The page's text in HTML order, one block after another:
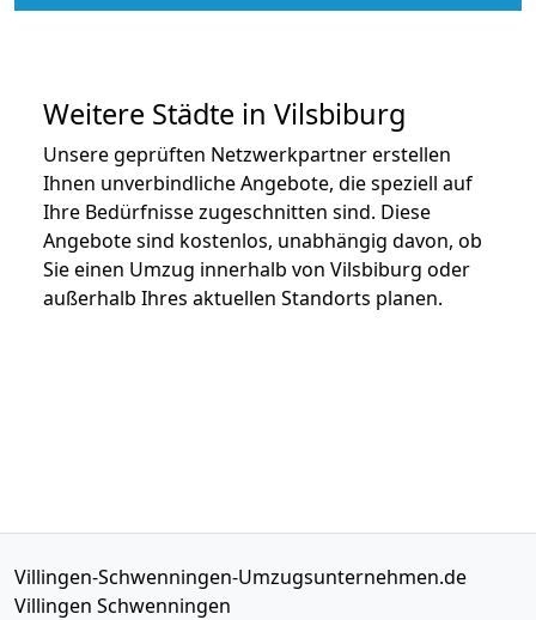
Weitere Städte in Vilsbiburg
Unsere geprüften Netzwerkpartner erstellen
Ihnen unverbindliche Angebote, die speziell auf
Ihre Bedürfnisse zugeschnitten sind. Diese
Angebote sind kostenlos, unabhängig davon, ob
Sie einen Umzug innerhalb von Vilsbiburg oder
außerhalb Ihres aktuellen Standorts planen.
Villingen-Schwenningen-Umzugsunternehmen.de
Villingen Schwenningen